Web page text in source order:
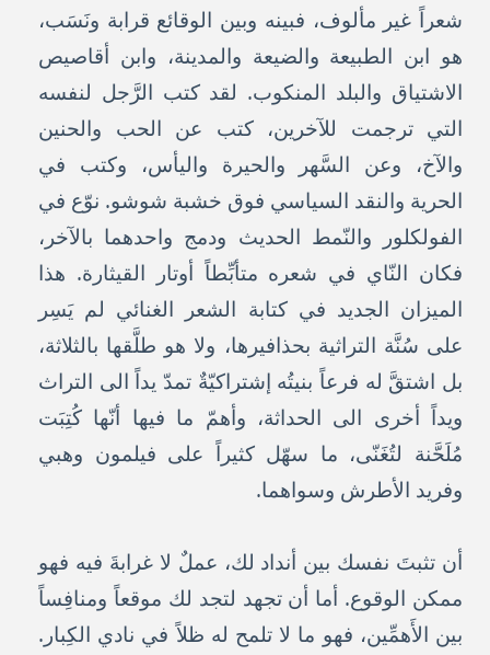
شعراً غير مألوف، فبينه وبين الوقائع قرابة ونَسَب،
هو ابن الطبيعة والضيعة والمدينة، وابن أقاصيص
الاشتياق والبلد المنكوب. لقد كتب الرَّجل لنفسه
التي ترجمت للآخرين، كتب عن الحب والحنين
والآخ، وعن السَّهر والحيرة واليأس، وكتب في
الحرية والنقد السياسي فوق خشبة شوشو. نوّع في
الفولكلور والنّمط الحديث ودمج واحدهما بالآخر،
فكان النّاي في شعره متأبِّطاً أوتار القيثارة. هذا
الميزان الجديد في كتابة الشعر الغنائي لم يَسِر
على سُنَّة التراثية بحذافيرها، ولا هو طلَّقها بالثلاثة،
بل اشتقَّ له فرعاً بنيتُه إشتراكيّةٌ تمدّ يداً الى التراث
ويداً أخرى الى الحداثة، وأهمّ ما فيها أنّها كُتِبَت
مُلَحَّنة لتُغَنّى، ما سهّل كثيراً على فيلمون وهبي
وفريد الأطرش وسواهما.
أن تثبتَ نفسك بين أنداد لك، عملٌ لا غرابةَ فيه فهو
ممكن الوقوع. أما أن تجهد لتجد لك موقعاً ومنافِساً
بين الأَهمِّين، فهو ما لا تلمح له ظلاً في نادي الكِبار.